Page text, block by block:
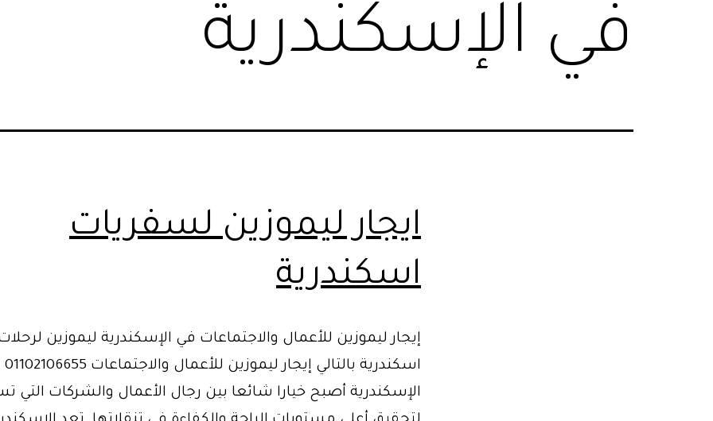
في الإسكندرية
ايجار ليموزين لسفريات
اسكندرية
إيجار ليموزين للأعمال والاجتماعات في الإسكندرية ليموزين
الإسكندرية أصبح خيارا شائعا بين رجال الأعمال والشركات التي